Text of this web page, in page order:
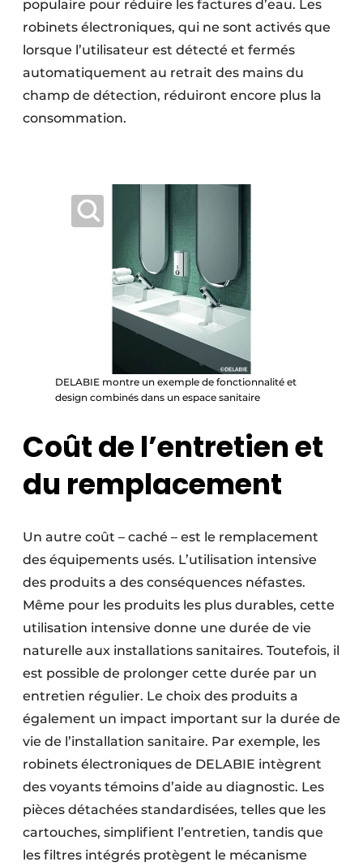
populaire pour réduire les factures d’eau. Les
robinets électroniques, qui ne sont activés que
lorsque l’utilisateur est détecté et fermés
automatiquement au retrait des mains du
champ de détection, réduiront encore plus la
consommation.
DELABIE montre un exemple de fonctionnalité et
design combinés dans un espace sanitaire
Coût de l’entretien et
du remplacement
Un autre coût – caché – est le remplacement
des équipements usés. L’utilisation intensive
des produits a des conséquences néfastes.
Même pour les produits les plus durables, cette
utilisation intensive donne une durée de vie
naturelle aux installations sanitaires. Toutefois, il
est possible de prolonger cette durée par un
entretien régulier. Le choix des produits a
également un impact important sur la durée de
vie de l’installation sanitaire. Par exemple, les
robinets électroniques de DELABIE intègrent
des voyants témoins d’aide au diagnostic. Les
pièces détachées standardisées, telles que les
cartouches, simplifient l’entretien, tandis que
les filtres intégrés protègent le mécanisme